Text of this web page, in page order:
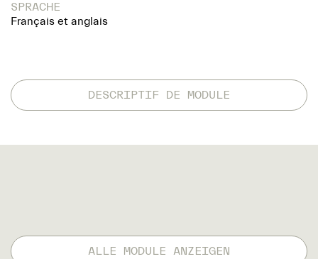
SPRACHE
Français et anglais
DESCRIPTIF DE MODULE
ALLE MODULE ANZEIGEN